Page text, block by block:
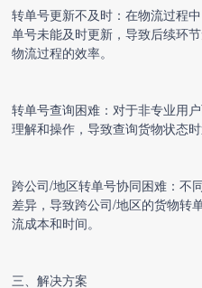
转单号更新不及时：在物流过程
单号未能及时更新，导致后续环
物流过程的效率。
转单号查询困难：对于非专业用
理解和操作，导致查询货物状态时
跨公司/地区转单号协同困难：不
差异，导致跨公司/地区的货物转
流成本和时间。
三、解决方案